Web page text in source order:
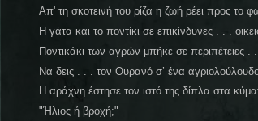
Απ' τη σκοτεινή του ρίζα η ζωή ρέει προς το
Η γάτα και το ποντίκι σε επικίνδυνες . . .
Ποντικάκι των αγρών μπήκε σε περιπέτειες . . .
Να δεις . . . τον Ουρανό σ’ ένα
Η αράχνη έστησε τον ιστό της δίπλα στα
"Ήλιος ή βροχή;"